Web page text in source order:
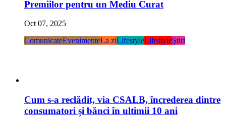
Premiilor pentru un Mediu Curat
Oct 07, 2025
ComunicateEvenimenteLa ziLifestyleLifestyleŞtiri
Cum s-a reclădit, via CSALB, încrederea dintre
consumatori și bănci în ultimii 10 ani